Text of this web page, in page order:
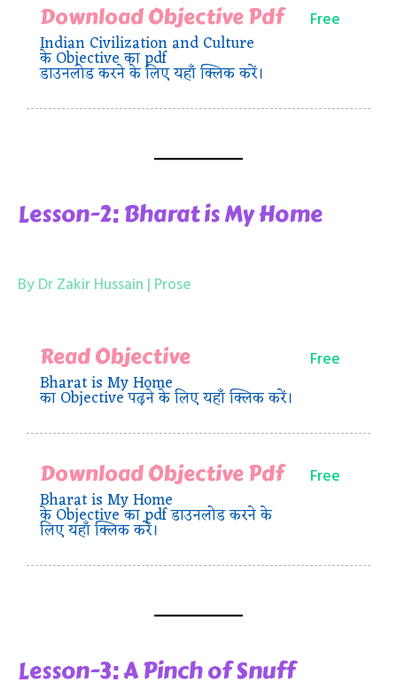
Download Objective Pdf
Indian Civilization and Culture
के Objective का pdf
डाउनलोड करने के लिए यहाँ क्लिक करें।
Free
Lesson-2: Bharat is My Home
By Dr Zakir Hussain | Prose
Read Objective
Bharat is My Home
का Objective पढ़ने के लिए यहाँ क्लिक करें।
Free
Download Objective Pdf
Bharat is My Home
के Objective का pdf डाउनलोड करने के
लिए यहाँ क्लिक करें।
Free
Lesson-3: A Pinch of Snuff